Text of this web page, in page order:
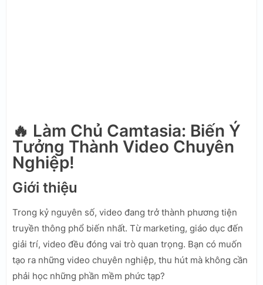
🔥 Làm Chủ Camtasia: Biến Ý
Tưởng Thành Video Chuyên
Nghiệp!
Giới thiệu
Trong kỷ nguyên số, video đang trở thành phương tiện
truyền thông phổ biến nhất. Từ marketing, giáo dục đến
giải trí, video đều đóng vai trò quan trọng. Bạn có muốn
tạo ra những video chuyên nghiệp, thu hút mà không cần
phải học những phần mềm phức tạp?